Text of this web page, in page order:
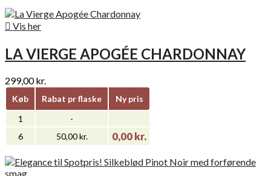
 Vis her
LA VIERGE APOGÉE CHARDONNAY
299,00 kr.
Køb Rabat pr flaske
Ny pris
1
-
6
50,00 kr. 0,00 kr.